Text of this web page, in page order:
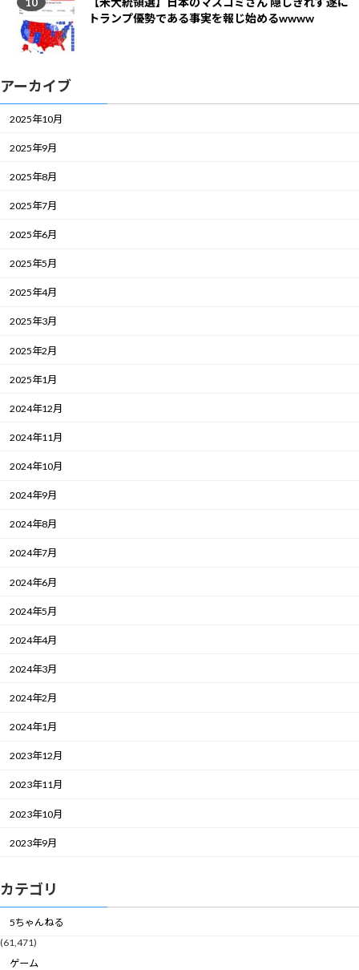
トランプ優勢である事実を報じ始めるwwww
アーカイブ
2025年10月
2025年9月
2025年8月
2025年7月
2025年6月
2025年5月
2025年4月
2025年3月
2025年2月
2025年1月
2024年12月
2024年11月
2024年10月
2024年9月
2024年8月
2024年7月
2024年6月
2024年5月
2024年4月
2024年3月
2024年2月
2024年1月
2023年12月
2023年11月
2023年10月
2023年9月
カテゴリ
5ちゃんねる
(61,471)
ゲーム